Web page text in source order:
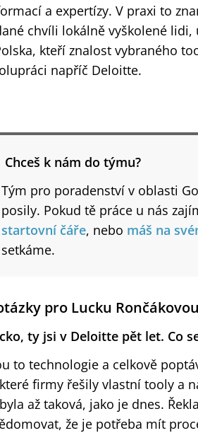
a expertízy. V praxi to
chvíli lokálně vyškolené
kteří znalost vybraného
napříč Deloitte.
Chceš k nám do týmu?
Tým pro poradenství v oblasti
posily. Pokud tě práce u nás
startovní čáře, nebo máš na
setkáme.
pro Lucku Rončákovou
ty jsi v Deloitte pět let. Co
to technologie a celkově
firmy řešily vlastní tooly a
až taková, jako je dnes.
že je potřeba mít